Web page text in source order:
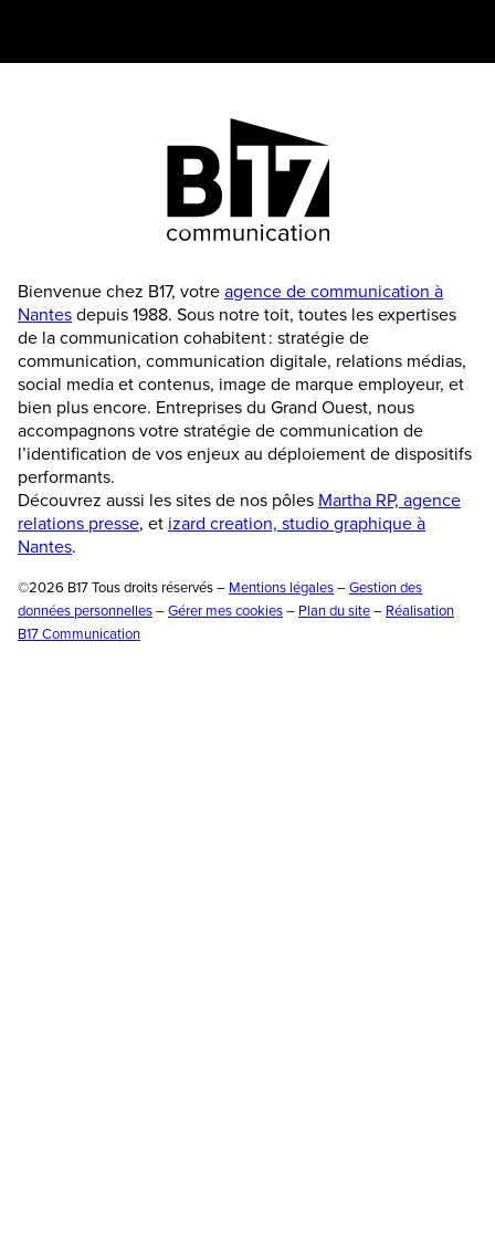
Bienvenue chez B17, votreagence de communication à
Nantesdepuis 1988. Sous notre toit, toutes les expertises
de la communication cohabitent : stratégie de
communication, communication digitale, relations médias,
social media et contenus, image de marque employeur, et
bien plus encore. Entreprises du Grand Ouest, nous
accompagnons votre stratégie de communication de
l’identification de vos enjeux au déploiement de dispositifs
performants.
Découvrez aussi les sites de nos pôles Martha RP, agence
relations presse, et izard creation, studio graphique à
Nantes.
©2026 B17 Tous droits réservés – Mentions légales–Gestion des
données personnelles–Gérer mes cookies– Plan du site– Réalisation
B17 Communication